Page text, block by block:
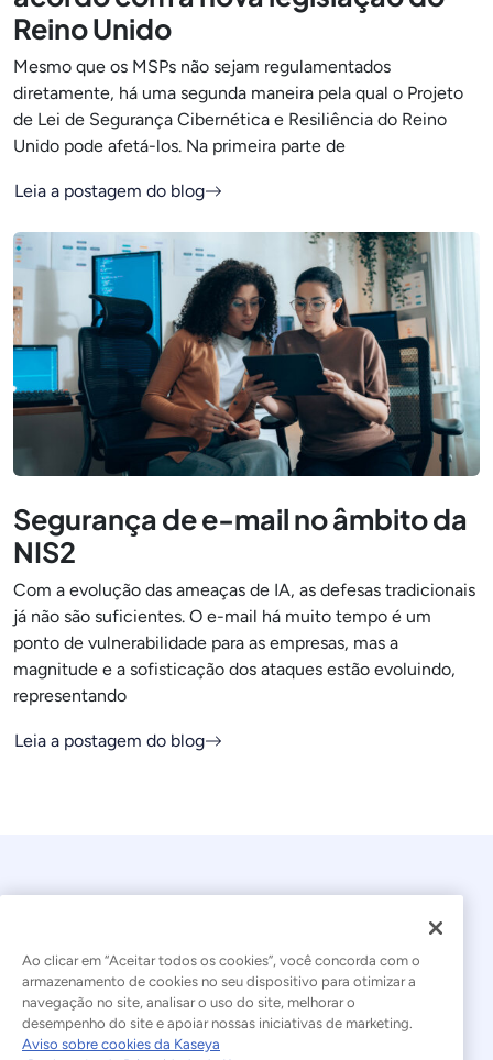
Reino Unido
Mesmo que os MSPs não sejam regulamentados
diretamente, há uma segunda maneira pela qual o Projeto
de Lei de Segurança Cibernética e Resiliência do Reino
Unido pode afetá-los. Na primeira parte de
Leia a postagem do blog
Segurança de e-mail no âmbito da
NIS2
Com a evolução das ameaças de IA, as defesas tradicionais
já não são suficientes. O e-mail há muito tempo é um
ponto de vulnerabilidade para as empresas, mas a
magnitude e a sofisticação dos ataques estão evoluindo,
representando
Leia a postagem do blog
© 2026 Kaseya. Todos os direitos reservados.
Português Brasileiro
Ao clicar em “Aceitar todos os cookies”, você concorda com o
armazenamento de cookies no seu dispositivo para otimizar a
navegação no site, analisar o uso do site, melhorar o
desempenho do site e apoiar nossas iniciativas de marketing.
Aviso sobre cookies da Kaseya